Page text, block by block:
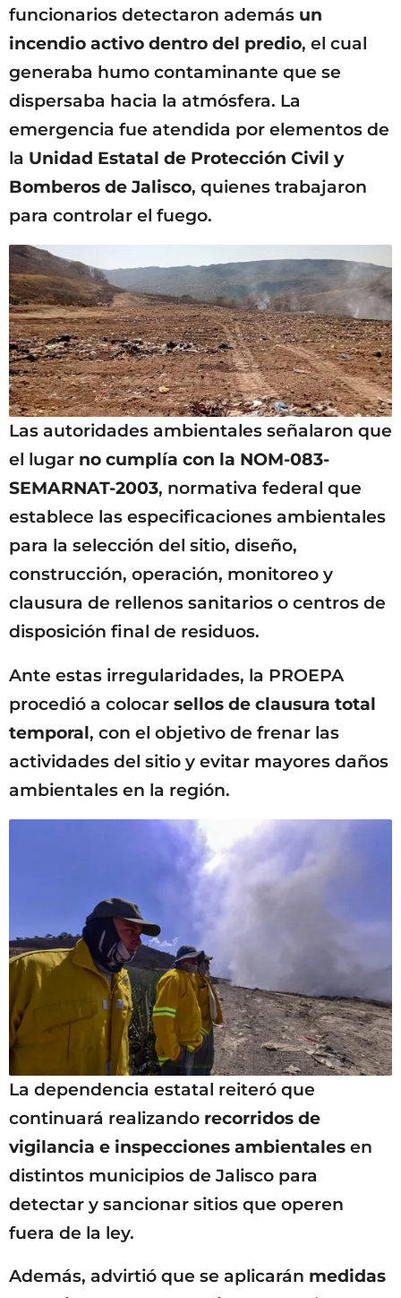
funcionarios detectaron además un
incendio activo dentro del predio, el cual
generaba humo contaminante que se
dispersaba hacia la atmósfera. La
emergencia fue atendida por elementos de
la Unidad Estatal de Protección Civil y
Bomberos de Jalisco, quienes trabajaron
para controlar el fuego.
Las autoridades ambientales señalaron que
el lugar no cumplía con la NOM-083-
SEMARNAT-2003, normativa federal que
establece las especificaciones ambientales
para la selección del sitio, diseño,
construcción, operación, monitoreo y
clausura de rellenos sanitarios o centros de
disposición final de residuos.
Ante estas irregularidades, la PROEPA
procedió a colocar sellos de clausura total
temporal, con el objetivo de frenar las
actividades del sitio y evitar mayores daños
ambientales en la región.
La dependencia estatal reiteró que
continuará realizando recorridos de
vigilancia e inspecciones ambientales en
distintos municipios de Jalisco para
detectar y sancionar sitios que operen
fuera de la ley.
Además, advirtió que se aplicarán medidas